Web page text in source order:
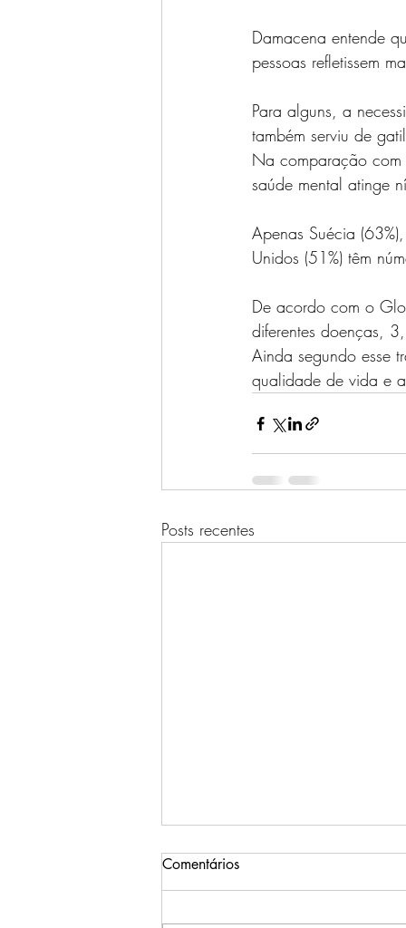
Damacena entende
pessoas refletissem
Para alguns, a
também serviu de
Na comparação com
saúde mental atinge
Apenas Suécia
Unidos (51%) têm
De acordo com o
diferentes doenças,
Ainda segundo esse
qualidade de vida e
Posts recentes
Comentários